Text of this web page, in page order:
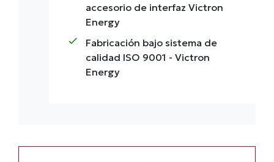
accesorio de interfaz Victron
Energy
check
Fabricación bajo sistema de
calidad ISO 9001 - Victron
Energy